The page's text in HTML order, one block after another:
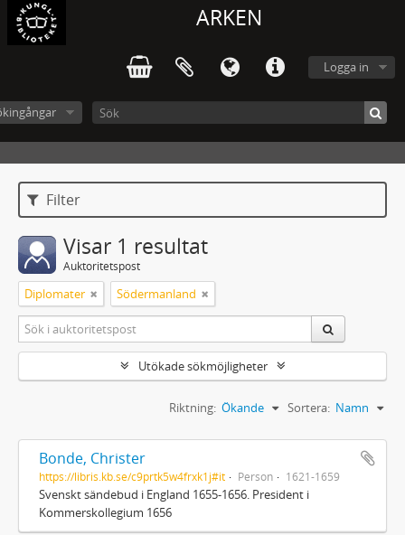
ARKEN
Logga in
Filter
Visar 1 resultat
Auktoritetspost
Diplomater Södermanland
Utökade sökmöjligheter
Sortera: Namn
Riktning: Ökande
Bonde, Christer
https://libris.kb.se/c9prtk5w4frxk1j#it Person 1621-1659
Svenskt sändebud i England 1655-1656. President i
Kommerskollegium 1656